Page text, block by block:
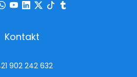
Kontakt
902 242 632